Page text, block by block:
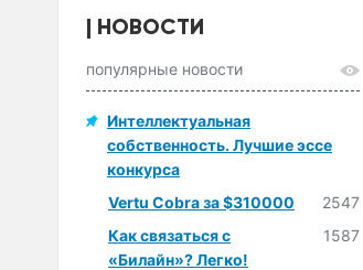
НОВОСТИ
популярные новости
Интеллектуальная
собственность. Лучшие эссе
конкурса
Vertu Cobra за $310000
2547
Как связаться с
«Билайн»? Легко!
1587